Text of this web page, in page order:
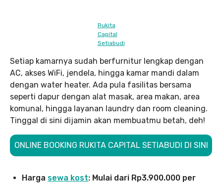
Rukita
Capital
Setiabudi
Setiap kamarnya sudah berfurnitur lengkap dengan
AC, akses WiFi, jendela, hingga kamar mandi dalam
dengan water heater. Ada pula fasilitas bersama
seperti dapur dengan alat masak, area makan, area
komunal, hingga layanan laundry dan room cleaning.
Tinggal di sini dijamin akan membuatmu betah, deh!
ONLINE BOOKING RUKITA CAPITAL SETIABUDI DI SINI
Harga sewa kost: Mulai dari Rp3.900.000 per